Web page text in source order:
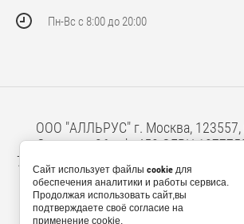
Пн-Вс с 8:00 до 20:00
ООО "АЛЛЬРУС" г. Москва, 123557,
Скаковая 36, оф. 450 ОГРН
7707637710 юридический адрес:
Краснопролетарская, 16, стр.
Сайт использует файлы cookie для
обеспечения аналитики и работы сервиса.
Продолжая использовать сайт,вы
подтверждаете своё согласие на
применение cookie.